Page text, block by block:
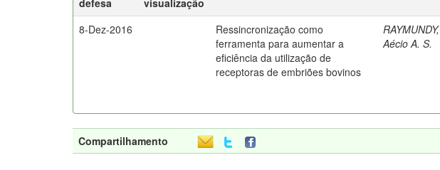
defesa
visualização
8-Dez-2016
Ressincronização como
ferramenta para aumentar a
eficiência da utilização de
receptoras de embriões bovinos
RAYMUNDY,
Aécio A. S.
Compartilhamento